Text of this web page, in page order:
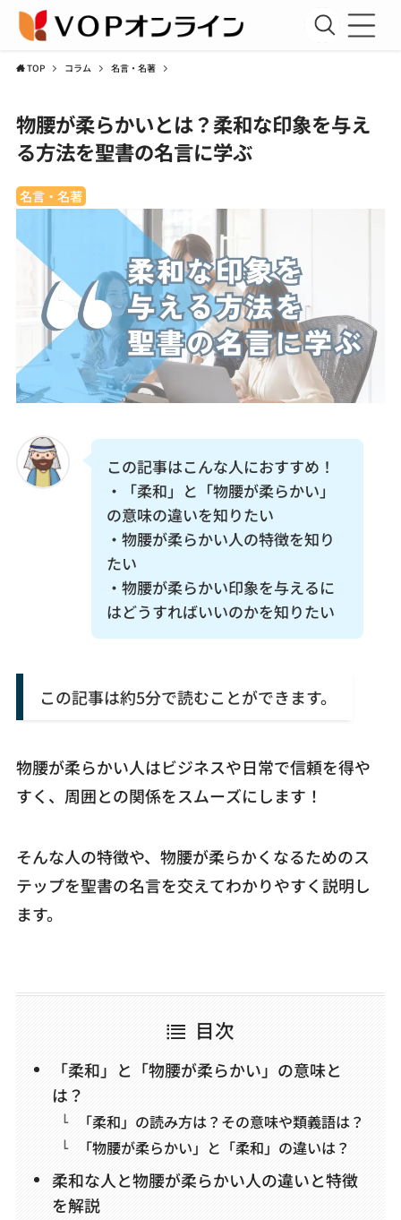
会員ログイン
コラム
アーカイブ資料室
運営団体
利用規約
プライバシーポリシー
TOP コラム 名言・名著
物腰が柔らかいとは？柔和な印象を与え
る方法を聖書の名言に学ぶ
名言・名著
この記事はこんな人におすすめ！
・「柔和」と「物腰が柔らかい」
の意味の違いを知りたい
・物腰が柔らかい人の特徴を知り
たい
・物腰が柔らかい印象を与えるに
はどうすればいいのかを知りたい
この記事は約5分で読むことができます。
物腰が柔らかい人はビジネスや日常で信頼を得や
すく、周囲との関係をスムーズにします！
そんな人の特徴や、物腰が柔らかくなるためのス
テップを聖書の名言を交えてわかりやすく説明し
ます。
目次
「柔和」と「物腰が柔らかい」の意味と
は？
「柔和」の読み方は？その意味や類義語は？
「物腰が柔らかい」と「柔和」の違いは？
柔和な人と物腰が柔らかい人の違いと特徴
を解説